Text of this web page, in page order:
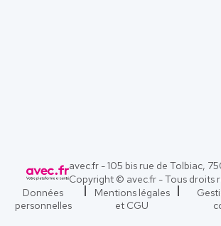
avec.fr - 105 bis rue de Tolbiac,
Copyright © avec.fr - Tous droits
Données
personnelles
Mentions légales
et CGU